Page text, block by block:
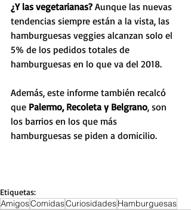
¿Y las vegetarianas? Aunque las nuevas
tendencias siempre están a la vista, las
hamburguesas veggies alcanzan solo el
5% de los pedidos totales de
hamburguesas en lo que va del 2018.
Además, este informe también recalcó
que Palermo, Recoleta y Belgrano, son
los barrios en los que más
hamburguesas se piden a domicilio.
Etiquetas:
AmigosComidasCuriosidadesHamburguesas